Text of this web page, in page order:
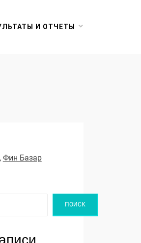
И ОТЧЕТЫ
Фин Базар
ПОИСК